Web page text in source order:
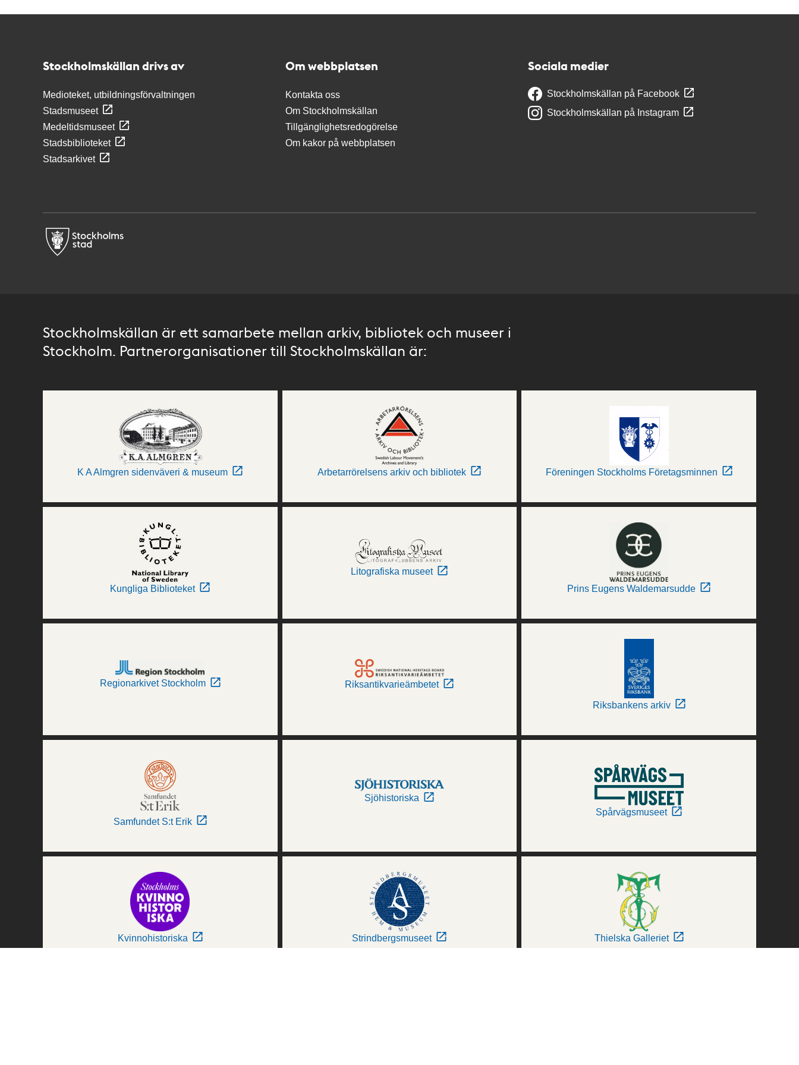
Stockholmskällan drivs av
Medioteket, utbildningsförvaltningen
Stadsmuseet
Medeltidsmuseet
Stadsbiblioteket
Stadsarkivet
Om webbplatsen
Kontakta oss
Om Stockholmskällan
Tillgänglighetsredogörelse
Om kakor på webbplatsen
Sociala medier
Stockholmskällan på Facebook
Stockholmskällan på Instagram
Stockholmskällan är ett samarbete mellan arkiv, bibliotek och museer i
Stockholm. Partnerorganisationer till Stockholmskällan är:
K A Almgren sidenväveri & museum Arbetarrörelsens arkiv och bibliotek Föreningen Stockholms Företagsminnen
Kungliga Biblioteket
Litografiska museet
Prins Eugens Waldemarsudde
Regionarkivet Stockholm Riksantikvarieämbetet
Riksbankens arkiv
Samfundet S:t Erik
Sjöhistoriska
Spårvägsmuseet
Kvinnohistoriska Strindbergsmuseet Thielska Galleriet